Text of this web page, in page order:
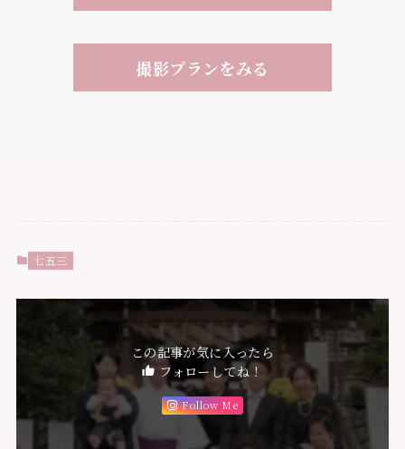
撮影プランをみる
七五三
この記事が気に入ったら
フォローしてね！
Follow Me